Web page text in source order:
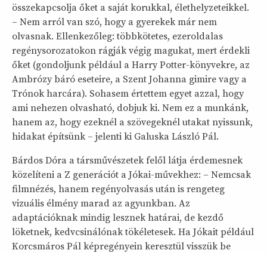
összekapcsolja őket a saját korukkal, élethelyzeteikkel.
– Nem arról van szó, hogy a gyerekek már nem
olvasnak. Ellenkezőleg: többkötetes, ezeroldalas
regénysorozatokon rágják végig magukat, mert érdekli
őket (gondoljunk például a Harry Potter-könyvekre, az
Ambrózy báró eseteire, a Szent Johanna gimire vagy a
Trónok harcára). Sohasem értettem egyet azzal, hogy
ami nehezen olvasható, dobjuk ki. Nem ez a munkánk,
hanem az, hogy ezeknél a szövegeknél utakat nyissunk,
hidakat építsünk – jelenti ki Galuska László Pál.
Bárdos Dóra a társművészetek felől látja érdemesnek
közelíteni a Z generációt a Jókai-művekhez: – Nemcsak
filmnézés, hanem regényolvasás után is rengeteg
vizuális élmény marad az agyunkban. Az
adaptációknak mindig lesznek határai, de kezdő
löketnek, kedvcsinálónak tökéletesek. Ha Jókait például
Korcsmáros Pál képregényein keresztül visszük be